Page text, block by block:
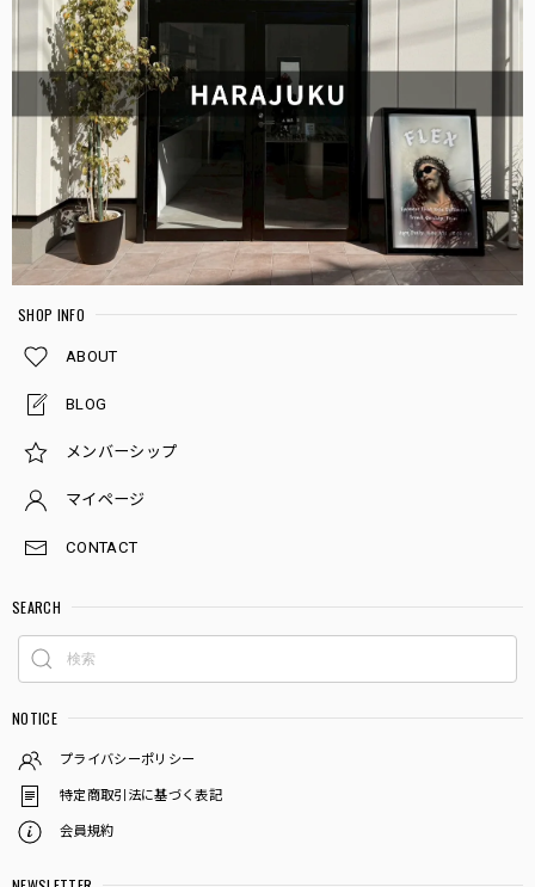
SHOP INFO
ABOUT
BLOG
メンバーシップ
マイページ
CONTACT
SEARCH
NOTICE
プライバシーポリシー
特定商取引法に基づく表記
会員規約